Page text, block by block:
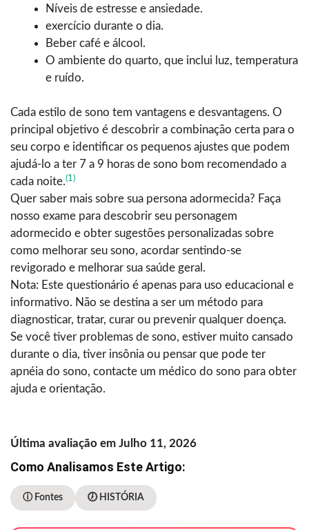
Níveis de estresse e ansiedade.
exercício durante o dia.
Beber café e álcool.
O ambiente do quarto, que inclui luz, temperatura
e ruído.
Cada estilo de sono tem vantagens e desvantagens. O
principal objetivo é descobrir a combinação certa para o
seu corpo e identificar os pequenos ajustes que podem
ajudá-lo a ter 7 a 9 horas de sono bom recomendado a
cada noite.(1)
Quer saber mais sobre sua persona adormecida? Faça
nosso exame para descobrir seu personagem
adormecido e obter sugestões personalizadas sobre
como melhorar seu sono, acordar sentindo-se
revigorado e melhorar sua saúde geral.
Nota: Este questionário é apenas para uso educacional e
informativo. Não se destina a ser um método para
diagnosticar, tratar, curar ou prevenir qualquer doença.
Se você tiver problemas de sono, estiver muito cansado
durante o dia, tiver insônia ou pensar que pode ter
apnéia do sono, contacte um médico do sono para obter
ajuda e ‍‌‍‍‌orientação.
Última avaliação em Julho 11, 2026
Como Analisamos Este Artigo:
ⓘ Fontes 🕖 HISTÓRIA